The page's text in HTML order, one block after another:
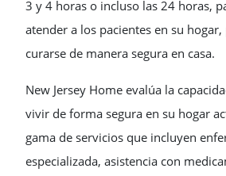
3 y 4 horas o incluso las 24 horas,
atender a los pacientes en su
curarse de manera segura en casa.
New Jersey Home evalúa la
vivir de forma segura en su hogar
gama de servicios que incluyen
especializada, asistencia con